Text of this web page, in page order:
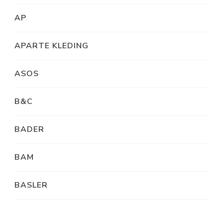
AP
APARTE KLEDING
ASOS
B&C
BADER
BAM
BASLER